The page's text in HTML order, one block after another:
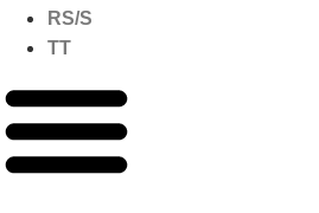
RS/S
TT